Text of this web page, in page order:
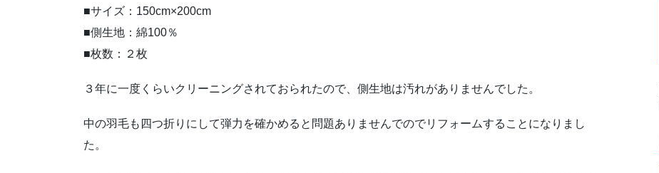
■サイズ：150cm×200cm
■側生地：綿100％
■枚数：２枚
３年に一度くらいクリーニングされておられたので、側生地は汚れがありませんでした。
中の羽毛も四つ折りにして弾力を確かめると問題ありませんでのでリフォームすることになりまし
た。